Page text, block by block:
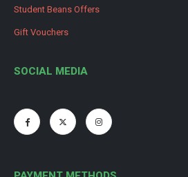
Student Beans Offers
Gift Vouchers
SOCIAL MEDIA